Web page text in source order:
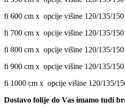
fi 600 cm x opcije višine 120/135/
fi 700 cm x opcije višine 120/135/
fi 800 cm x opcije višine 120/135/
fi 900 cm x opcije višine 120/135/
fi 1000 cm x opcije višine 120/135/
Dostavo folije do Vas imamo tudi